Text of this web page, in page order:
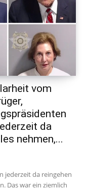
vom
da
nehmen,...
jederzeit da reingehen
Das war ein ziemlich